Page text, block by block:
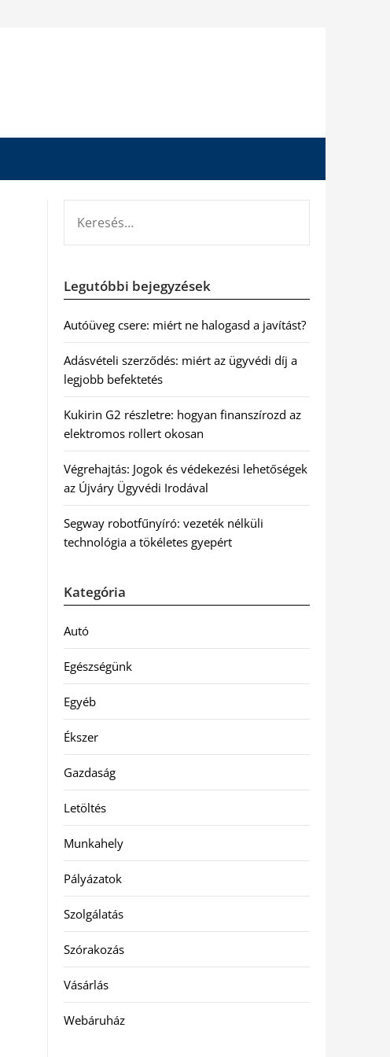
Legutóbbi bejegyzések
Autóüveg csere: miért ne halogasd a javítást?
Adásvételi szerződés: miért az ügyvédi díj a
legjobb befektetés
Kukirin G2 részletre: hogyan finanszírozd az
elektromos rollert okosan
Végrehajtás: Jogok és védekezési lehetőségek
az Újváry Ügyvédi Irodával
Segway robotfűnyíró: vezeték nélküli
technológia a tökéletes gyepért
Kategória
Autó
Egészségünk
Egyéb
Ékszer
Gazdaság
Letöltés
Munkahely
Pályázatok
Szolgálatás
Szórakozás
Vásárlás
Webáruház